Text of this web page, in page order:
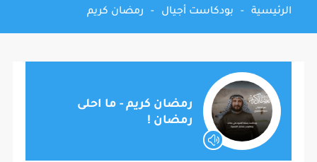
الرئيسية - بودكاست أجيال - رمضان كريم
رمضان كريم - ما احلى
رمضان !